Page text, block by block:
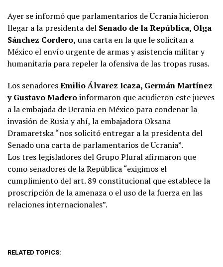
Ayer se informó que parlamentarios de Ucrania hicieron
llegar a la presidenta del Senado de la República, Olga
Sánchez Cordero, una carta en la que le solicitan a
México el envío urgente de armas y asistencia militar y
humanitaria para repeler la ofensiva de las tropas rusas.
Los senadoresEmilio Álvarez Icaza, Germán Martínez
y Gustavo Maderoinformaron que acudieron este jueves
a la embajada de Ucrania en México para condenar la
invasión de Rusia y ahí, la embajadora Oksana
Dramaretska “nos solicitó entregar a la presidenta del
Senado una carta de parlamentarios de Ucrania”.
Los tres legisladores del Grupo Plural afirmaron que
como senadores de la República “exigimos el
cumplimiento del art. 89 constitucional que establece la
proscripción de la amenaza o el uso de la fuerza en las
relaciones internacionales”.
RELATED TOPICS: